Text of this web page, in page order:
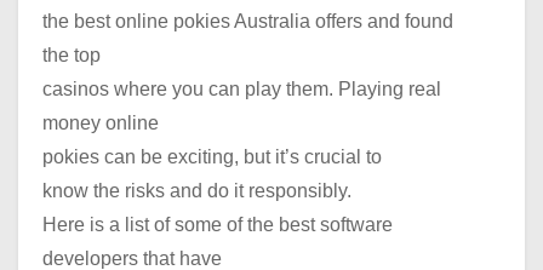
the best online pokies Australia offers and found
the top
casinos where you can play them. Playing real
money online
pokies can be exciting, but it’s crucial to
know the risks and do it responsibly.
Here is a list of some of the best software
developers that have